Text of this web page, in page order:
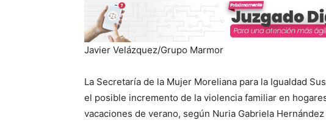
Javier Velázquez/Grupo Marmor
La Secretaría de la Mujer Moreliana para la Igualdad
el posible incremento de la violencia familiar en
vacaciones de verano, según Nuria Gabriela